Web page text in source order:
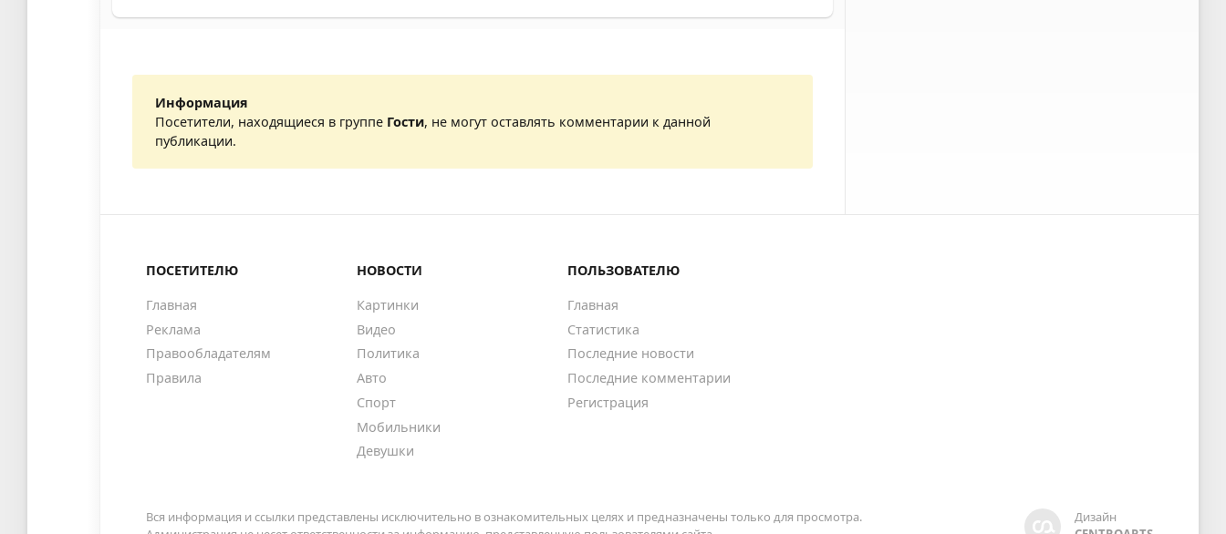
Информация
Посетители, находящиеся в группе Гости, не могут оставлять комментарии к данной
публикации.
ПОСЕТИТЕЛЮ
Главная
Реклама
Правообладателям
Правила
НОВОСТИ
Картинки
Видео
Политика
Авто
Спорт
Мобильники
Девушки
ПОЛЬЗОВАТЕЛЮ
Главная
Статистика
Последние новости
Последние комментарии
Регистрация
Вся информация и ссылки представлены исключительно в ознакомительных целях и предназначены только для просмотра.
Дизайн